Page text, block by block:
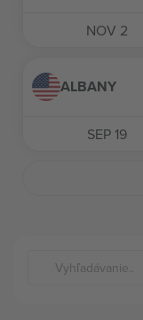
NOV 2
ALBANY
SEP 19